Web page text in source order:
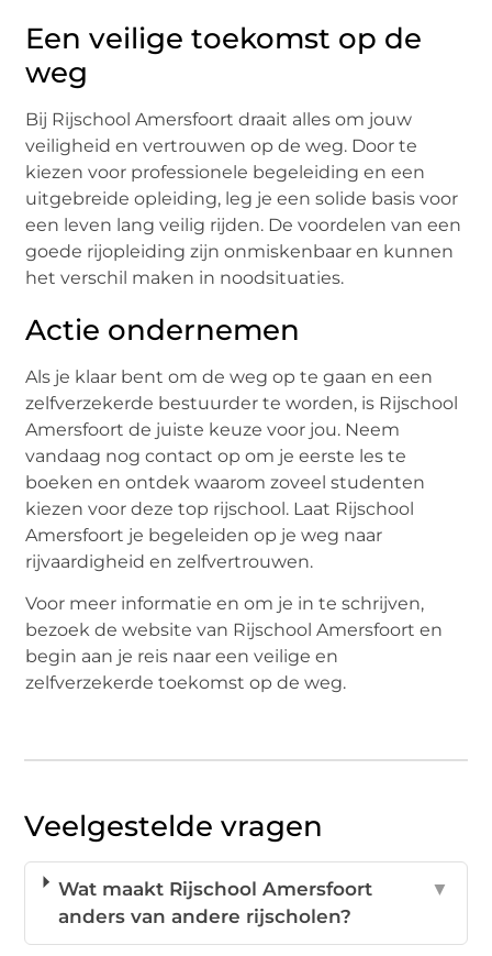
Een veilige toekomst op de
weg
Bij Rijschool Amersfoort draait alles om jouw
veiligheid en vertrouwen op de weg. Door te
kiezen voor professionele begeleiding en een
uitgebreide opleiding, leg je een solide basis voor
een leven lang veilig rijden. De voordelen van een
goede rijopleiding zijn onmiskenbaar en kunnen
het verschil maken in noodsituaties.
Actie ondernemen
Als je klaar bent om de weg op te gaan en een
zelfverzekerde bestuurder te worden, is Rijschool
Amersfoort de juiste keuze voor jou. Neem
vandaag nog contact op om je eerste les te
boeken en ontdek waarom zoveel studenten
kiezen voor deze top rijschool. Laat Rijschool
Amersfoort je begeleiden op je weg naar
rijvaardigheid en zelfvertrouwen.
Voor meer informatie en om je in te schrijven,
bezoek de website van Rijschool Amersfoort en
begin aan je reis naar een veilige en
zelfverzekerde toekomst op de weg.
Veelgestelde vragen
Wat maakt Rijschool Amersfoort
anders van andere rijscholen?
▼